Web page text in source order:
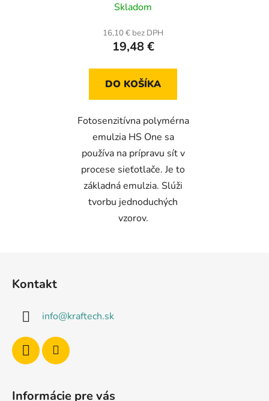
hodnotenie
produktu
je
z
Skladom
16,10 € bez DPH
19,48 €
DO KOŠÍKA
Fotosenzitívna polymérna
emulzia HS One sa
používa na prípravu sít v
procese sieťotlače. Je to
základná emulzia. Slúži
tvorbu jednoduchých
vzorov.
Kontakt
info@kraftech.sk
Informácie pre vás